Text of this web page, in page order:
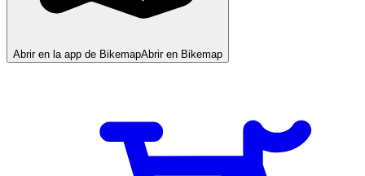
Abrir en la app de BikemapAbrir en Bikemap